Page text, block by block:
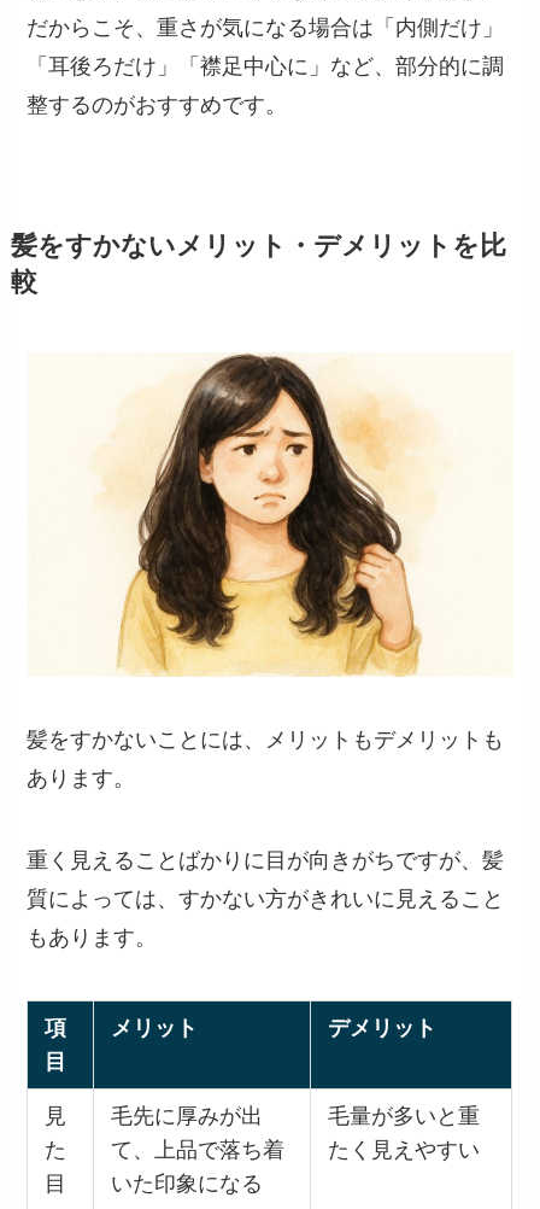
だからこそ、重さが気になる場合は「内側だけ」
「耳後ろだけ」「襟足中心に」など、部分的に調
整するのがおすすめです。
髪をすかないメリット・デメリットを比
較
髪をすかないことには、メリットもデメリットも
あります。
重く見えることばかりに目が向きがちですが、髪
質によっては、すかない方がきれいに見えること
もあります。
項
目
メリット デメリット
見
た
目
毛先に厚みが出
て、上品で落ち着
いた印象になる
毛量が多いと重
たく見えやすい